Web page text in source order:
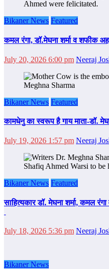
Bikaner News Featured
कमल रंगा, डॉ.मेघना शर्मा व शफीक
July 20, 2026 6:00 pm Neeraj
Bikaner News Featured
कामधेनु का स्वरूप है गाय माता-डॉ.
July 19, 2026 1:57 pm Neeraj
Bikaner News Featured
साहित्‍यकार डॉ. मेघना शर्मा, कमल
July 18, 2026 5:36 pm Neeraj
Bikaner News